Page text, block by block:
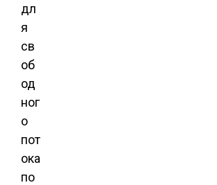
дл
я
св
об
од
ног
о
пот
ока
по